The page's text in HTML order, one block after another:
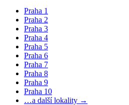
Praha 1
Praha 2
Praha 3
Praha 4
Praha 5
Praha 6
Praha 7
Praha 8
Praha 9
Praha 10
…a další lokality →